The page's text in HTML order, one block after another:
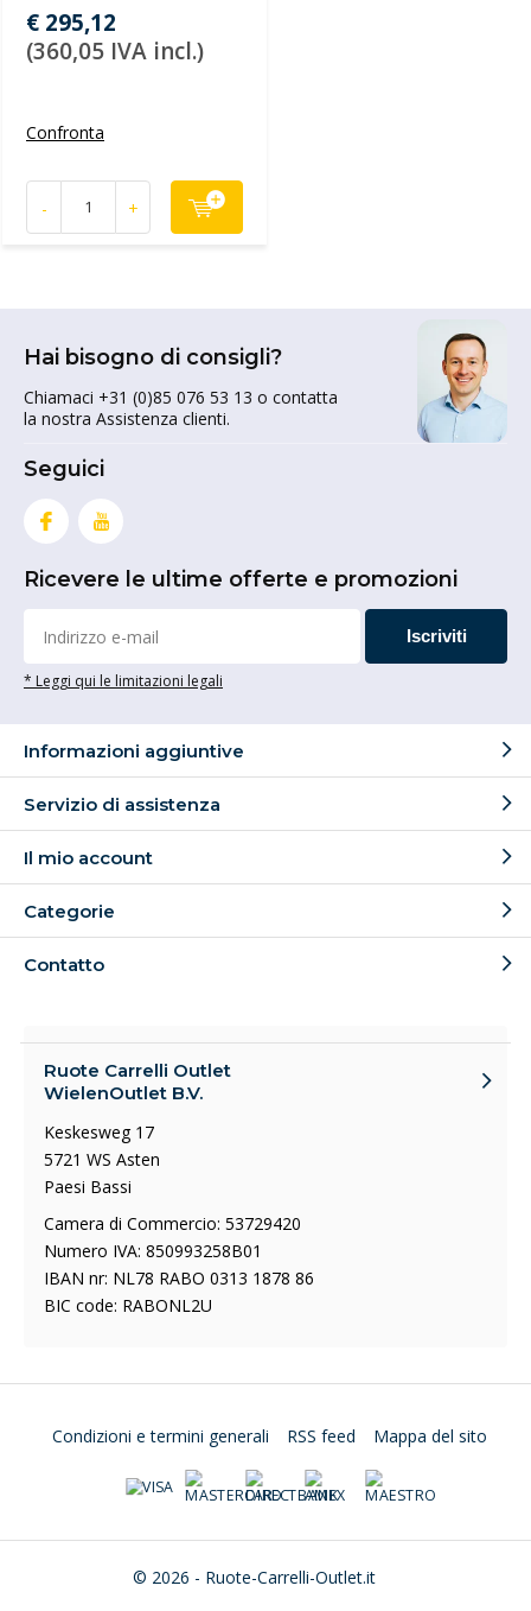
€ 295,12
(360,05 IVA incl.)
Confronta
- +
Hai bisogno di consigli?
Chiamaci +31 (0)85 076 53 13 o contatta
la nostra Assistenza clienti.
Seguici
Ricevere le ultime offerte e promozioni
Iscriviti
* Leggi qui le limitazioni legali
Informazioni aggiuntive
Servizio di assistenza
Il mio account
Categorie
Contatto
Ruote Carrelli Outlet
WielenOutlet B.V.
Keskesweg 17
5721 WS Asten
Paesi Bassi
Camera di Commercio: 53729420
Numero IVA: 850993258B01
IBAN nr: NL78 RABO 0313 1878 86
BIC code: RABONL2U
© 2026 - Ruote-Carrelli-Outlet.it
Condizioni e termini generali RSS feed Mappa del sito